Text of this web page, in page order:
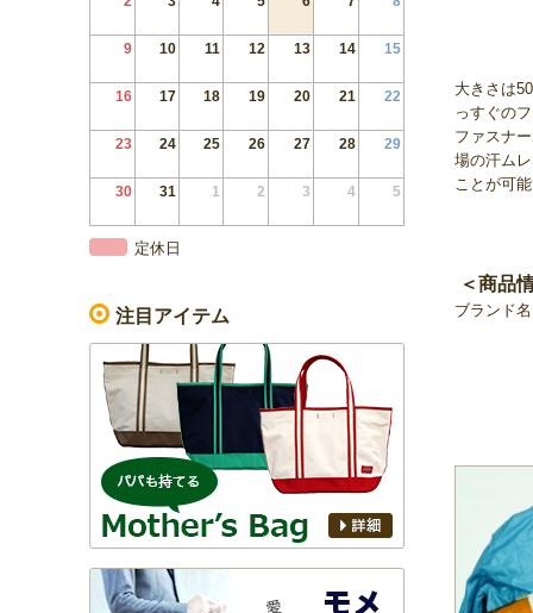
9 10 11 12 13 14 15
16 17 18 19 20 21 22
23 24 25 26 27 28 29
30 31 1 2 3 4 5
定休日
注目アイテム
大きさは
っすぐの
ファスナ
場の汗ム
ことが可
＜商品
ブランド